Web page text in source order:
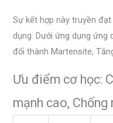
Sự kết hợp này truyền
dụng: Dưới ứng dụng ứng
đổi thành Martensite,
Ưu điểm cơ học:
mạnh cao, Chống